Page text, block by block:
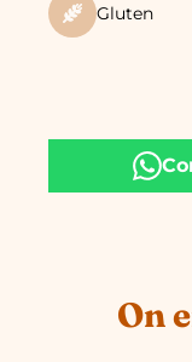
Gluten
On